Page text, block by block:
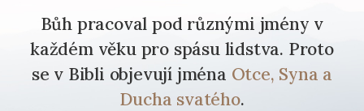
Bůh pracoval pod různými jmény v
každém věku pro spásu lidstva. Proto
se v Bibli objevují jména Otce, Syna a
Ducha svatého.